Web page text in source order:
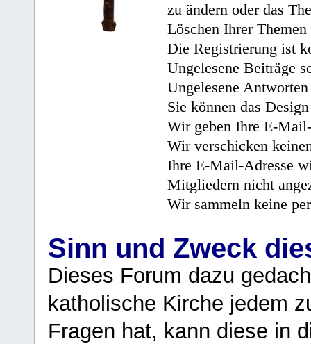
zu ändern oder das
Löschen Ihrer
Die Registrierung ist
Ungelesene Beiträge
Ungelesene
Sie können das
Wir geben Ihre E-
Wir verschicken
Ihre E-Mail-Adresse
Mitgliedern nicht
Wir sammeln keine
Sinn und Zweck
Dieses Forum dazu
katholische Kirche jedem
Fragen hat, kann diese in